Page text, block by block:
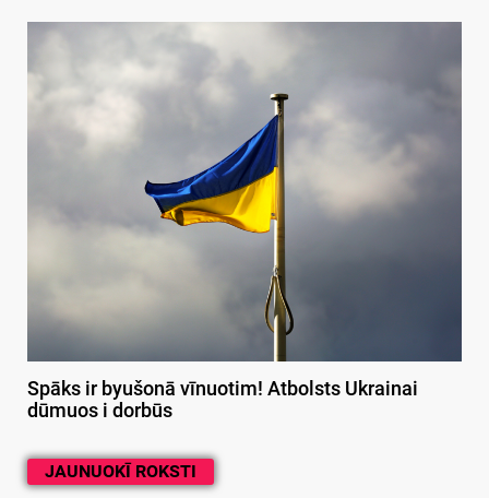
Spāks ir byušonā vīnuotim! Atbolsts Ukrainai
dūmuos i dorbūs
JAUNUOKĪ ROKSTI